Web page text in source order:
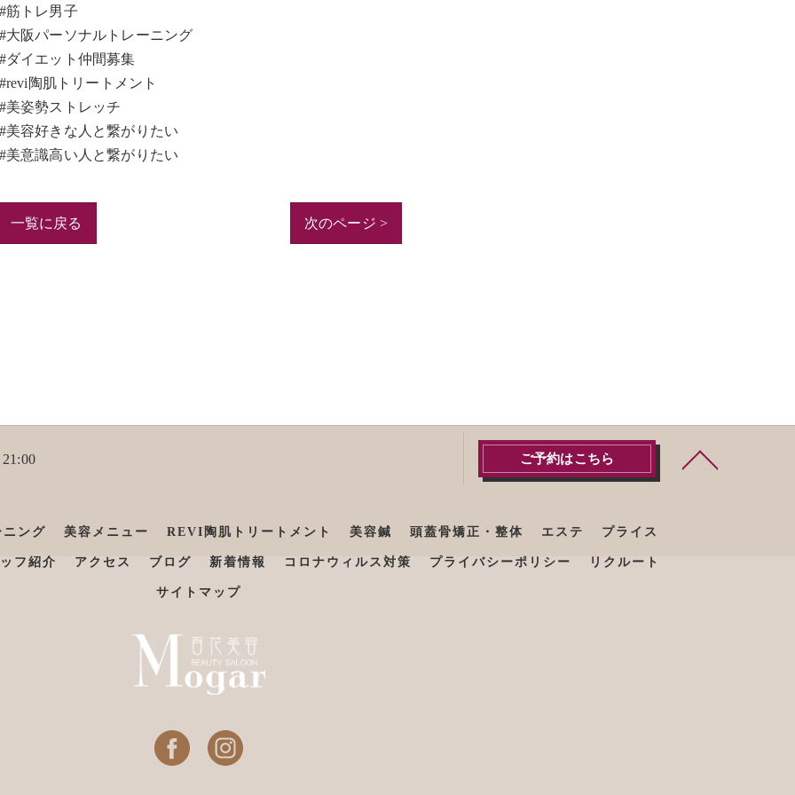
#筋トレ男子
#大阪パーソナルトレーニング
#ダイエット仲間募集
#revi陶肌トリートメント
#美姿勢ストレッチ
#美容好きな人と繋がりたい
#美意識高い人と繋がりたい
一覧に戻る 次のページ >
ご予約はこちら
ニング 美容メニュー REVI陶肌トリートメント 美容鍼 頭蓋骨矯正・整体 エステ プライス
フ紹介 アクセス ブログ 新着情報 コロナウィルス対策 プライバシーポリシー リクルート
サイトマップ